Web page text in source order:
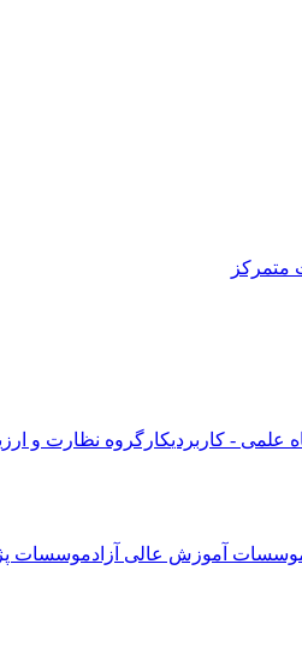
متمركز
علمی - کاربردیکارگروه نظارت و
آموزش عالی آزادموسسات